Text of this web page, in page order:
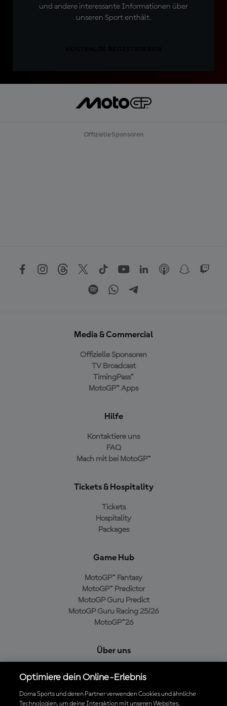
und andere interessante Informationen über
unseren Sport enthält.
Offizielle Sponsoren
Media & Commercial
Offizielle Sponsoren
TV Broadcast
TimingPass™
MotoGP™ Apps
Hilfe
Kontaktiere uns
FAQ
Mach mit bei MotoGP™
Tickets & Hospitality
Tickets
Hospitality
Packages
Game Hub
MotoGP™ Fantasy
MotoGP™ Predictor
MotoGP Guru Predict
MotoGP Guru Racing 25/26
MotoGP™26
Über uns
Cookie-Richtlinien
Geschäftsbedingungen
Optimiere dein Online-Erlebnis
Dorna Sports und deren Partner verwenden Cookies und ähnliche
Technologien, um deine Interaktion mit unseren Websites,